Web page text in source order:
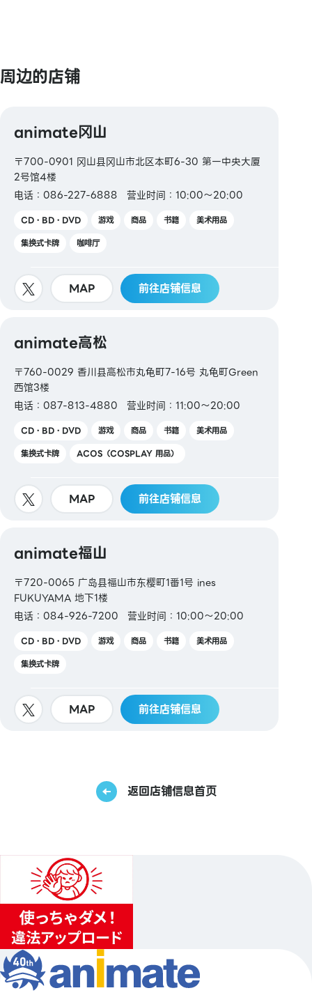
ICOCA / SUGOCA / nimoca / Hayakaken
【礼品卡・商品券】
JCB 礼品卡
【图书券・图书卡NEXT】
周边的店铺
animate冈山
〒700-0901 冈山县冈山市北区本町6-30 第一中央大厦
2号馆4楼
电话：086-227-6888
营业时间：10:00～20:00
CD・BD・DVD 游戏 商品 书籍
美术用品
集换式卡牌
咖啡厅
MAP 前往店铺信息
animate高松
〒760-0029 香川县高松市丸龟町7-16号 丸龟町Green
西馆3楼
电话：087-813-4880
营业时间：11:00～20:00
CD・BD・DVD 游戏 商品 书籍
美术用品
集换式卡牌
ACOS（COSPLAY 用品）
MAP 前往店铺信息
animate福山
〒720-0065 广岛县福山市东樱町1番1号 ines
FUKUYAMA 地下1楼
电话：084-926-7200
营业时间：10:00～20:00
CD・BD・DVD 游戏 商品 书籍
美术用品
集换式卡牌
MAP 前往店铺信息
返回店铺信息首页